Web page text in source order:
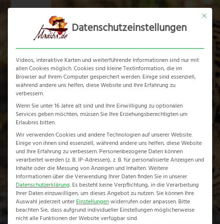
Skip
Rainbow Route
Home-Erlebnisreise-Rainbow Route
Mit
Datenschutzeinstellungen
Videos, interaktive Karten und weiterführende Informationen sind nur mit
allen Cookies möglich. Cookies sind kleine Textinformation, die im
Browser auf Ihrem Computer gespeichert werden. Einige sind essenziell,
während andere uns helfen, diese Website und Ihre Erfahrung zu
verbessern.
Wenn Sie unter 16 Jahre alt sind und Ihre Einwilligung zu optionalen
Services geben möchten, müssen Sie Ihre Erziehungsberechtigten um
Erlaubnis bitten.
Wir verwenden Cookies und andere Technologien auf unserer Website.
Einige von ihnen sind essenziell, während andere uns helfen, diese Website
und Ihre Erfahrung zu verbessern. Personenbezogene Daten können
verarbeitet werden (z. B. IP-Adressen), z. B. für personalisierte Anzeigen und
Inhalte oder die Messung von Anzeigen und Inhalten.Weitere
Informationen über die Verwendung Ihrer Daten finden Sie in unserer
Datenschutzerklärung. Es besteht keine Verpflichtung, in die Verarbeitung
Ihrer Daten einzuwilligen, um dieses Angebot zu nutzen. Sie können Ihre
Auswahl jederzeit unterEinstellungenwiderrufen oder anpassen. Bitte
beachten Sie, dass aufgrund individueller Einstellungen möglicherweise
nicht alle Funktionen der Website verfügbar sind.